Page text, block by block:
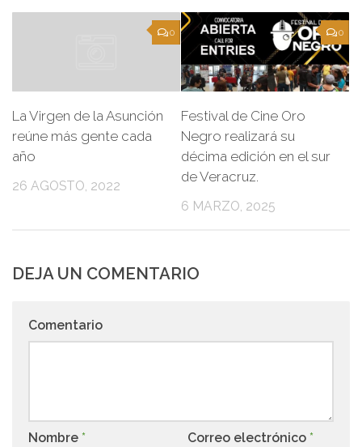
0
La Virgen de la Asunción
reúne más gente cada
año
26 AGOSTO, 2022
0
Festival de Cine Oro
Negro realizará su
décima edición en el sur
de Veracruz.
6 MARZO, 2025
DEJA UN COMENTARIO
Comentario
Nombre * Correo electrónico *